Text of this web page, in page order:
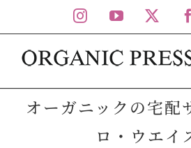
to
content
Instagram
YouTube
オーガニックの宅配
ロ・ウエイ